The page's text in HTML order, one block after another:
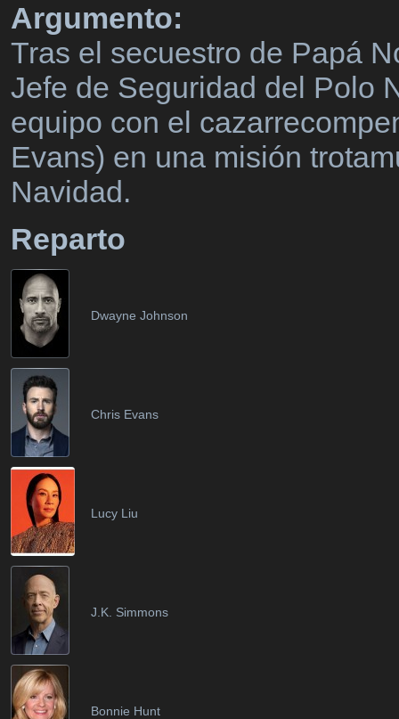
Argumento:
Tras el secuestro de Papá
Jefe de Seguridad del Polo
equipo con el
Evans) en una misión
Navidad.
Reparto
Dwayne Johnson
Chris Evans
Lucy Liu
J.K. Simmons
Bonnie Hunt